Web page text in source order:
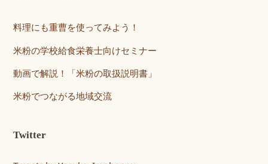
料理にも重曹を使ってみよう！
米粉の学校給食栄養士向けセミナー
動画で解説！「米粉の取扱説明書」
米粉でつながる地域交流
Twitter